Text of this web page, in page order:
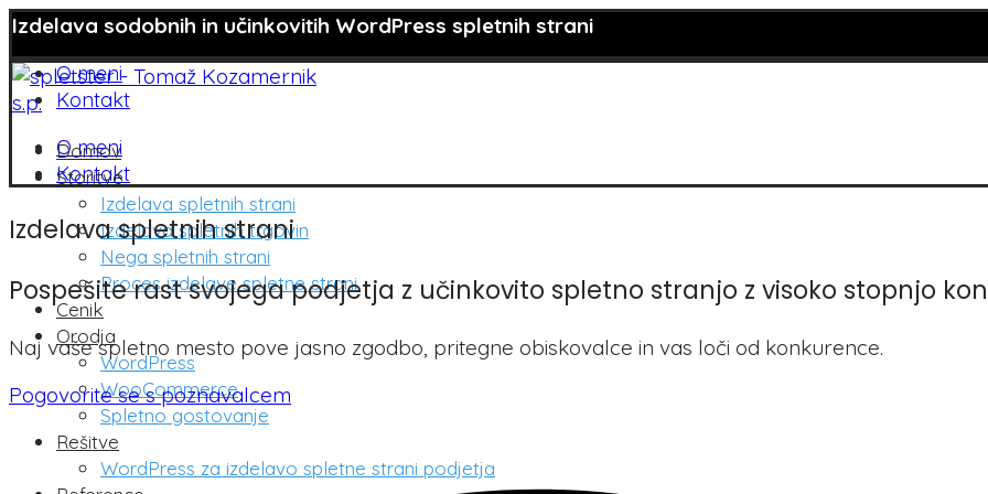
Izdelava sodobnih in učinkovitih WordPress spletnih strani
O meni
Kontakt
O meni
Kontakt
Domov
Storitve
Izdelava spletnih strani
Izdelava spletnih trgovin
Nega spletnih strani
Proces izdelave spletne strani
Cenik
Orodja
WordPress
WooCommerce
Spletno gostovanje
Rešitve
WordPress za izdelavo spletne strani podjetja
Izdelava spletnih strani
Pospešite rast svojega podjetja z učinkovito spletno stranjo z visoko stopnjo
Naj vaše spletno mesto pove jasno zgodbo, pritegne obiskovalce in vas loči od konkurence.
Pogovorite se s poznavalcem